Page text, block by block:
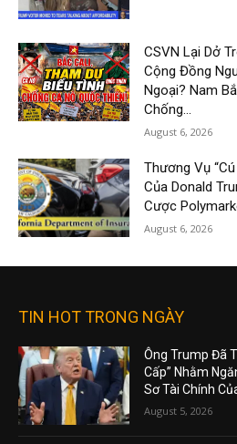
CSVN Lại Dở
Cộng Đồng
Ngoại? Nam
Chống...
August 6, 2026
Thương Vụ
Của Donald
Cược
August 6, 2026
TIN HOT TRONG NGÀY
Ông Trump Đã
Cấp” Nhằm
Sơ Tài Chính
August 5, 2026